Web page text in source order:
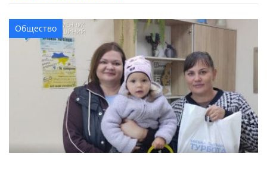
Общество